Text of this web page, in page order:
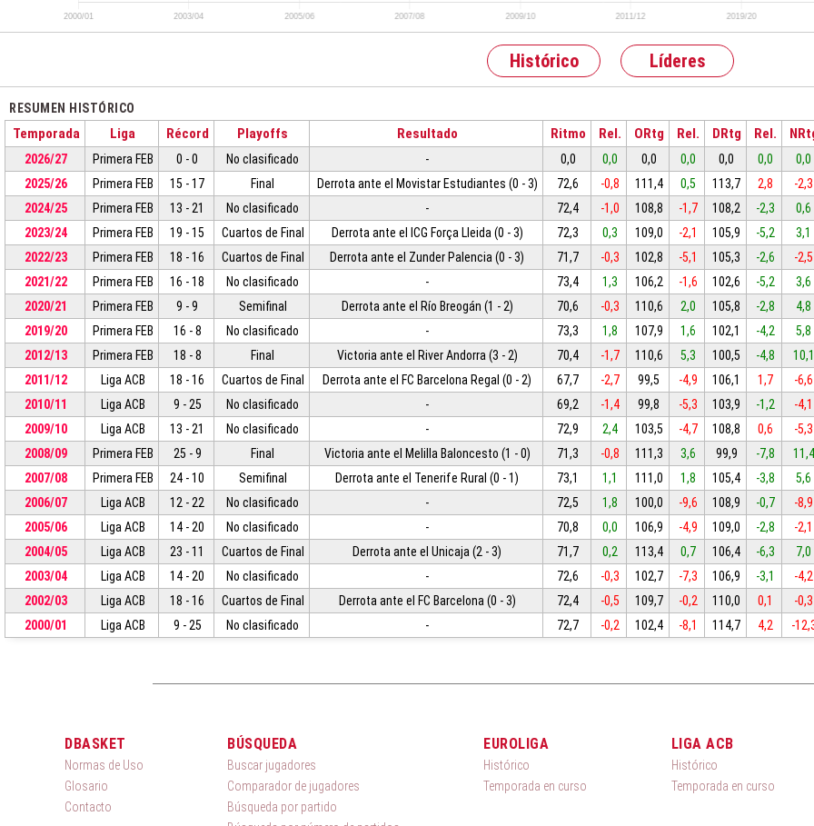
Histórico Líderes
RESUMEN HISTÓRICO
Temporada Liga Récord Playoffs Resultado Ritmo Rel. ORtg Rel. DRtg Rel.
2026/27 Primera FEB 0 - 0 No clasificado - 0,0 0,0 0,0 0,0 0,0 0,0
0,0
2025/26
Primera FEB 15 - 17 Final Derrota ante el Movistar Estudiantes (0 - 3) 72,6 -0,8 111,4 0,5 113,7 2,8
-2,3
2024/25
Primera FEB 13 - 21 No clasificado - 72,4 -1,0 108,8 -1,7 108,2 -2,3
0,6
2023/24
Primera FEB 19 - 15 Cuartos de Final Derrota ante el ICG Força Lleida (0 - 3) 72,3 0,3 109,0 -2,1 105,9 -5,2
3,1
2022/23
Primera FEB 18 - 16 Cuartos de Final Derrota ante el Zunder Palencia (0 - 3) 71,7 -0,3 102,8 -5,1 105,3 -2,6
-2,5
2021/22
Primera FEB 16 - 18 No clasificado - 73,4 1,3 106,2 -1,6 102,6 -5,2
3,6
2020/21
Primera FEB 9 - 9 Semifinal Derrota ante el Río Breogán (1 - 2) 70,6 -0,3 110,6 2,0 105,8 -2,8
4,8
2019/20
Primera FEB 16 - 8 No clasificado - 73,3 1,8 107,9 1,6 102,1 -4,2
5,8
2012/13
Primera FEB 18 - 8 Final Victoria ante el River Andorra (3 - 2) 70,4 -1,7 110,6 5,3 100,5 -4,8
10,1
2011/12
Liga ACB 18 - 16 Cuartos de Final Derrota ante el FC Barcelona Regal (0 - 2) 67,7 -2,7 99,5 -4,9 106,1 1,7
-6,6
2010/11
Liga ACB 9 - 25 No clasificado - 69,2 -1,4 99,8 -5,3 103,9 -1,2
-4,1
2009/10
Liga ACB 13 - 21 No clasificado - 72,9 2,4 103,5 -4,7 108,8 0,6
-5,3
2008/09
Primera FEB 25 - 9 Final Victoria ante el Melilla Baloncesto (1 - 0) 71,3 -0,8 111,3 3,6 99,9 -7,8
11,4
2007/08
Primera FEB 24 - 10 Semifinal Derrota ante el Tenerife Rural (0 - 1) 73,1 1,1 111,0 1,8 105,4 -3,8
5,6
2006/07
Liga ACB 12 - 22 No clasificado - 72,5 1,8 100,0 -9,6 108,9 -0,7
-8,9
2005/06
Liga ACB 14 - 20 No clasificado - 70,8 0,0 106,9 -4,9 109,0 -2,8
-2,1
2004/05
Liga ACB 23 - 11 Cuartos de Final Derrota ante el Unicaja (2 - 3) 71,7 0,2 113,4 0,7 106,4 -6,3
7,0
2003/04
Liga ACB 14 - 20 No clasificado - 72,6 -0,3 102,7 -7,3 106,9 -3,1
-4,2
2002/03
Liga ACB 18 - 16 Cuartos de Final Derrota ante el FC Barcelona (0 - 3) 72,4 -0,5 109,7 -0,2 110,0 0,1
-0,3
2000/01
Liga ACB 9 - 25 No clasificado - 72,7 -0,2 102,4 -8,1 114,7 4,2 -
DBASKET
Normas de Uso
Glosario
Contacto
BÚSQUEDA
Buscar jugadores
Comparador de jugadores
Búsqueda por partido
EUROLIGA
Histórico
Temporada en curso
LIGA ACB
Histórico
Temporada en curso